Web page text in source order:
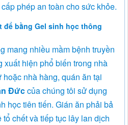
phép an toàn cho sức khỏe.
bằng Gel sinh học thông
mang nhiều mầm bệnh truyền
xuất hiện phổ biến trong nhà
nhà hàng, quán ăn tại
Đứccủa chúng tôi sử dụng
học tiên tiến. Gián ăn phải bả
chết và tiếp tục lây lan dịch